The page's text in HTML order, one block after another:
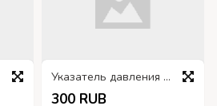
Указатель давления в шинах МД103 (бежевый)
300 RUB